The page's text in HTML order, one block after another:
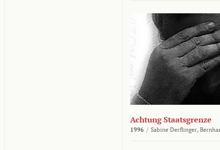
Achtung Staatsgrenze
1996 / Sabine Derflinger,